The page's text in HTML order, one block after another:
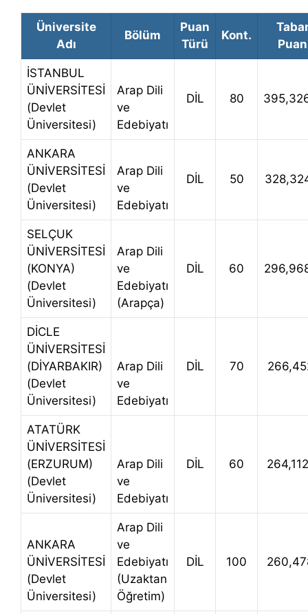
Üniversite
Adı
Bölüm
Puan
Türü
Kont.
İSTANBUL
ÜNİVERSİTESİ
(Devlet
Üniversitesi)
Arap Dili
ve
Edebiyatı
DİL 80
ANKARA
ÜNİVERSİTESİ
(Devlet
Üniversitesi)
Arap Dili
ve
Edebiyatı
DİL 50
SELÇUK
ÜNİVERSİTESİ
(KONYA)
(Devlet
Üniversitesi)
Arap Dili
ve
Edebiyatı
(Arapça)
DİL 60
DİCLE
ÜNİVERSİTESİ
(DİYARBAKIR)
(Devlet
Üniversitesi)
Arap Dili
ve
Edebiyatı
DİL 70
ATATÜRK
ÜNİVERSİTESİ
(ERZURUM)
(Devlet
Üniversitesi)
Arap Dili
ve
Edebiyatı
DİL 60
ANKARA
ÜNİVERSİTESİ
(Devlet
Üniversitesi)
Arap Dili
ve
Edebiyatı
(Uzaktan
Öğretim)
DİL 100